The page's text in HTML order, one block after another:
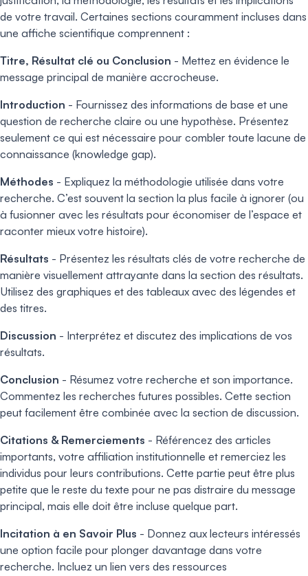
de votre travail. Certaines sections couramment incluses dans
une affiche scientifique comprennent :
Titre, Résultat clé ou Conclusion - Mettez en évidence le
message principal de manière accrocheuse.
Introduction - Fournissez des informations de base et une
question de recherche claire ou une hypothèse. Présentez
seulement ce qui est nécessaire pour combler toute lacune de
connaissance (knowledge gap).
Méthodes - Expliquez la méthodologie utilisée dans votre
recherche. C’est souvent la section la plus facile à ignorer (ou
à fusionner avec les résultats pour économiser de l’espace et
raconter mieux votre histoire).
Résultats - Présentez les résultats clés de votre recherche de
manière visuellement attrayante dans la section des résultats.
Utilisez des graphiques et des tableaux avec des légendes et
des titres.
Discussion - Interprétez et discutez des implications de vos
résultats.
Conclusion - Résumez votre recherche et son importance.
Commentez les recherches futures possibles. Cette section
peut facilement être combinée avec la section de discussion.
Citations & Remerciements - Référencez des articles
importants, votre affiliation institutionnelle et remerciez les
individus pour leurs contributions. Cette partie peut être plus
petite que le reste du texte pour ne pas distraire du message
principal, mais elle doit être incluse quelque part.
Incitation à en Savoir Plus - Donnez aux lecteurs intéressés
une option facile pour plonger davantage dans votre
recherche. Incluez un lien vers des ressources